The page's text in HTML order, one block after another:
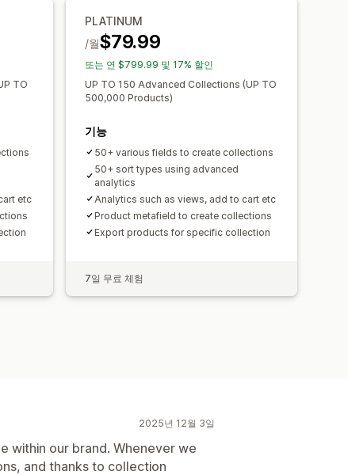
TO
etc
PLATINUM
$79.99
/월
또는 연 $799.99 및 17% 할인
UP TO 150 Advanced Collections (UP TO
500,000 Products)
기능
50+ various fields to create collections
50+ sort types using advanced
analytics
Analytics such as views, add to cart etc
Product metafield to create collections
Export products for specific collection
7일 무료 체험
2025년 12월 3일
within our brand. Whenever we
and thanks to collection